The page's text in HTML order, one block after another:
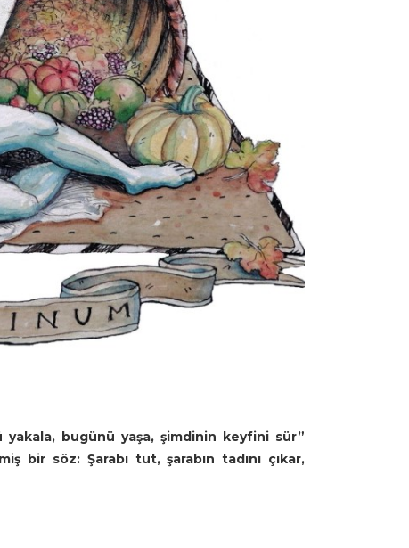
yakala, bugünü yaşa, şimdinin keyfini sür”
bir söz: Şarabı tut, şarabın tadını çıkar,